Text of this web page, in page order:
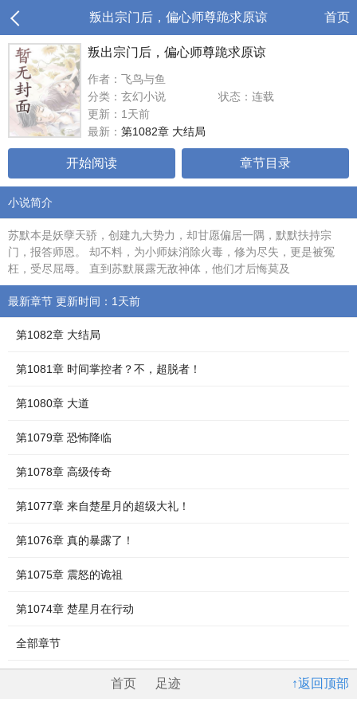
叛出宗门后，偏心师尊跪求原谅 首页
叛出宗门后，偏心师尊跪求原谅
作者：飞鸟与鱼
分类：玄幻小说
状态：连载
更新：1天前
最新： 第1082章 大结局
开始阅读 章节目录
小说简介
苏默本是妖孽天骄，创建九大势力，却甘愿偏居一隅，默默扶持宗
门，报答师恩。 却不料，为小师妹消除火毒，修为尽失，更是被冤
枉，受尽屈辱。 直到苏默展露无敌神体，他们才后悔莫及
最新章节 更新时间：1天前
第1082章 大结局
第1081章 时间掌控者？不，超脱者！
第1080章 大道
第1079章 恐怖降临
第1078章 高级传奇
第1077章 来自楚星月的超级大礼！
第1076章 真的暴露了！
第1075章 震怒的诡祖
第1074章 楚星月在行动
全部章节
↑返回顶部
首页 足迹